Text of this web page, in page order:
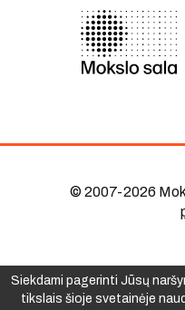
© 2007-2026
Siekdami pagerinti Jūsų
tikslais šioje svetainėje